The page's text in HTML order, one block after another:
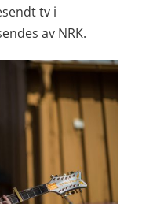
tv i
av NRK.